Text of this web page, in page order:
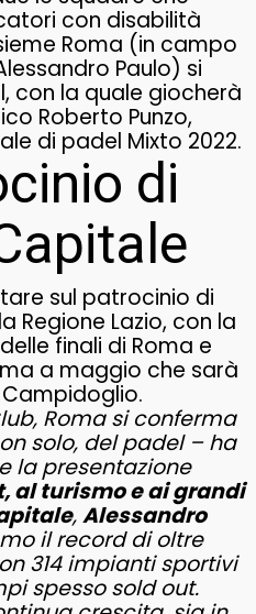
con disabilità
Roma (in campo
Paulo) si
con la quale giocherà
Roberto Punzo,
di padel Mixto 2022.
di
sul patrocinio di
Regione Lazio, con la
finali di Roma e
a maggio che sarà
Roma si conferma
solo, del padel – ha
la presentazione
al turismo e ai grandi
,Alessandro
il record di oltre
314 impianti sportivi
spesso sold out.